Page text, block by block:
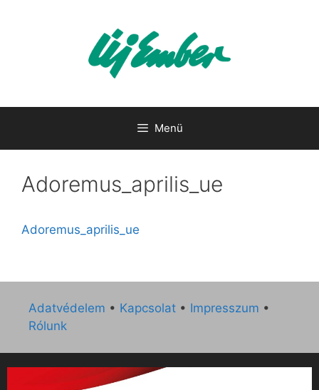
Menü
Adoremus_aprilis_ue
Adoremus_aprilis_ue
Adatvédelem • Kapcsolat • Impresszum •
Rólunk